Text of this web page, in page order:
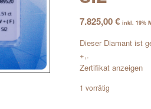
7.825,00€ inkl. 19%
Dieser Diamant ist
+,.
Zertifikat anzeigen
1 vorrätig